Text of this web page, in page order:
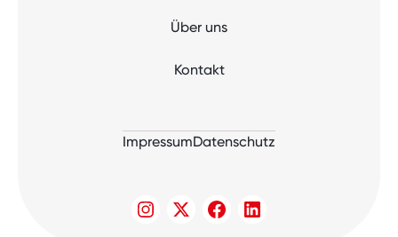
Über uns
Kontakt
ImpressumDatenschutz